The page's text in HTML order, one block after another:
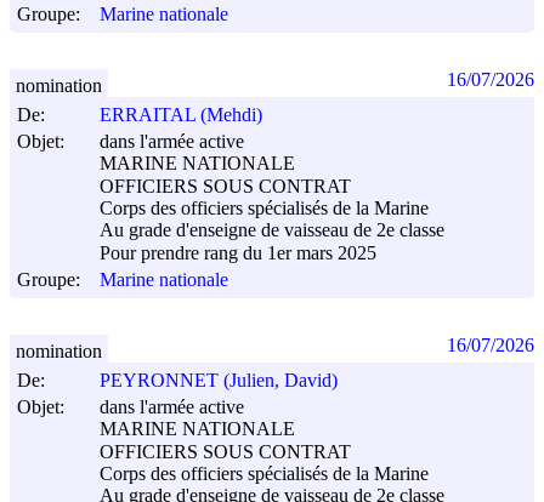
Groupe:
Marine nationale
De:
ERRAITAL (Mehdi)
Objet:
dans l'armée active
MARINE NATIONALE
OFFICIERS SOUS CONTRAT
Corps des officiers spécialisés de la Marine
Au grade d'enseigne de vaisseau de 2e classe
Pour prendre rang du 1er mars 2025
Groupe:
Marine nationale
nomination 16/07/2026
De:
PEYRONNET (Julien, David)
Objet:
dans l'armée active
MARINE NATIONALE
OFFICIERS SOUS CONTRAT
Corps des officiers spécialisés de la Marine
Au grade d'enseigne de vaisseau de 2e classe
nomination 16/07/2026